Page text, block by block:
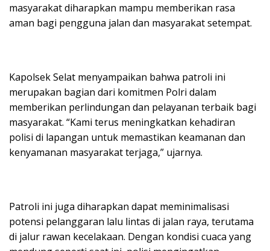
masyarakat diharapkan mampu memberikan rasa
aman bagi pengguna jalan dan masyarakat setempat.
Kapolsek Selat menyampaikan bahwa patroli ini
merupakan bagian dari komitmen Polri dalam
memberikan perlindungan dan pelayanan terbaik bagi
masyarakat. “Kami terus meningkatkan kehadiran
polisi di lapangan untuk memastikan keamanan dan
kenyamanan masyarakat terjaga,” ujarnya.
Patroli ini juga diharapkan dapat meminimalisasi
potensi pelanggaran lalu lintas di jalan raya, terutama
di jalur rawan kecelakaan. Dengan kondisi cuaca yang